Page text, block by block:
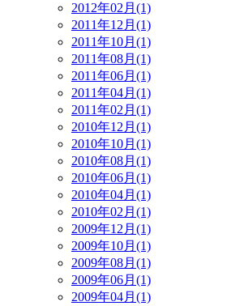
2012年02月(1)
2011年12月(1)
2011年10月(1)
2011年08月(1)
2011年06月(1)
2011年04月(1)
2011年02月(1)
2010年12月(1)
2010年10月(1)
2010年08月(1)
2010年06月(1)
2010年04月(1)
2010年02月(1)
2009年12月(1)
2009年10月(1)
2009年08月(1)
2009年06月(1)
2009年04月(1)